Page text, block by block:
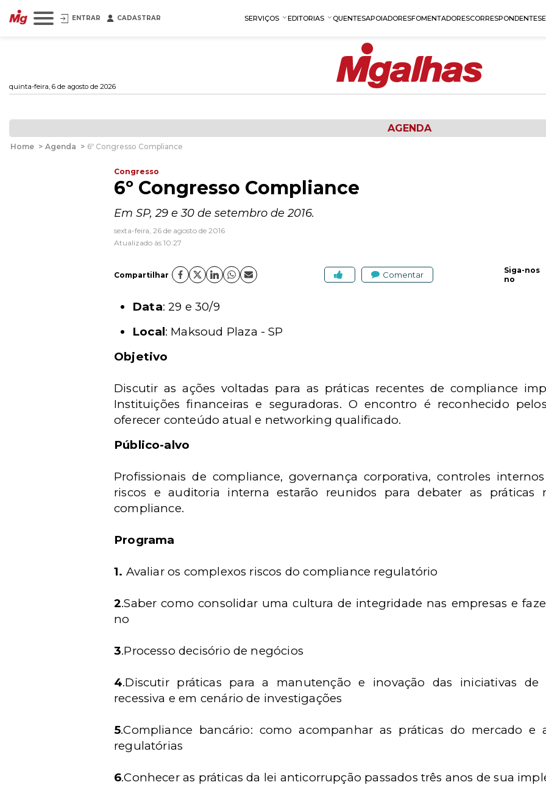
ENTRAR CADASTRAR SERVIÇOS EDITORIAS QUENTESAPOIADORESFOMENTADORESCORRESPONDENTES
quinta-feira, 6 de agosto de 2026
AGENDA
Home > Agenda > 6º Congresso Compliance
Congresso
6º Congresso Compliance
Em SP, 29 e 30 de setembro de 2016.
sexta-feira, 26 de agosto de 2016
Atualizado às 10:27
Compartilhar Comentar
Siga-nos
no
Data: 29 e 30/9
Local: Maksoud Plaza - SP
Objetivo
Discutir as ações voltadas para as práticas recentes de compliance
Instituições financeiras e seguradoras. O encontro é reconhecido
oferecer conteúdo atual e networking qualificado.
Público-alvo
Profissionais de compliance, governança corporativa, controles
riscos e auditoria interna estarão reunidos para debater as práticas
compliance.
Programa
1. Avaliar os complexos riscos do compliance regulatório
2.Saber como consolidar uma cultura de integridade nas empresas e
no
3.Processo decisório de negócios
4.Discutir práticas para a manutenção e inovação das iniciativas
recessiva e em cenário de investigações
5.Compliance bancário: como acompanhar as práticas do mercado e
regulatórias
6.Conhecer as práticas da lei anticorrupção passados três anos de sua